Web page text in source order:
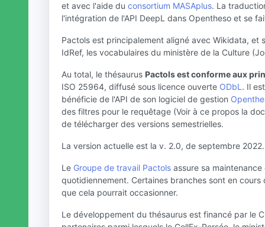
et avec l'aide du consortium MASAplus. La
l'intégration de l'API DeepL dans Opentheso et se
Pactols est principalement aligné avec Wikidata, et
IdRef, les vocabulaires du ministère de la Culture
Au total, le thésaurus Pactols est conforme aux
ISO 25964, diffusé sous licence ouverte ODbL . Il
bénéficie de l'API de son logiciel de gestion
des filtres pour le requêtage (Voir à ce propos la
de télécharger des versions semestrielles.
La version actuelle est la v. 2.0, de septembre
Le Groupe de travail Pactols assure sa
quotidiennement. Certaines branches sont en
que cela pourrait occasionner.
Le développement du thésaurus est financé par le